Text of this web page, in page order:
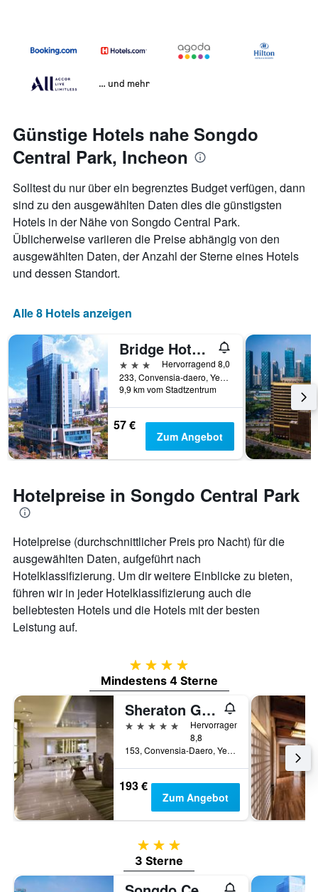
… und mehr
Günstige Hotels nahe Songdo
Central Park, Incheon
Solltest du nur über ein begrenztes Budget verfügen, dann
sind zu den ausgewählten Daten dies die günstigsten
Hotels in der Nähe von Songdo Central Park.
Üblicherweise variieren die Preise abhängig von den
ausgewählten Daten, der Anzahl der Sterne eines Hotels
und dessen Standort.
Alle 8 Hotels anzeigen
Bridge Hotel Incheon Songdo
3 Sterne
Hervorragend 8,0
233, Convensia-daero, Yeonsu-gu, Incheon, Südkorea
9,9 km vom Stadtzentrum
57 €
Zum Angebot
Hotelpreise in Songdo Central Park
Hotelpreise (durchschnittlicher Preis pro Nacht) für die
ausgewählten Daten, aufgeführt nach
Hotelklassifizierung. Um dir weitere Einblicke zu bieten,
führen wir in jeder Hotelklassifizierung auch die
beliebtesten Hotels und die Hotels mit der besten
Leistung auf.
4 Sterne
Mindestens 4 Sterne
Sheraton Grand Incheon Hotel
5 Sterne
Hervorragend
8,8
153, Convensia-Daero, Yeonsu-gu, Incheon, Südkorea
193 €
Zum Angebot
3 Sterne
3 Sterne